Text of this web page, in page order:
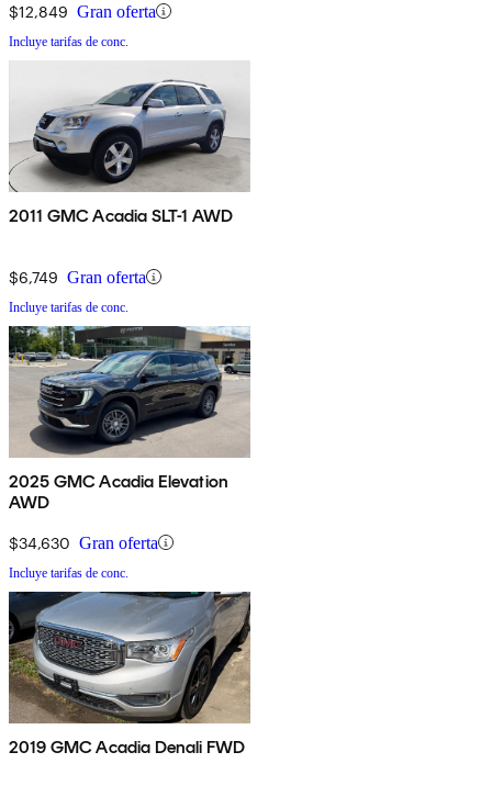
$12,849 Gran oferta
Incluye tarifas de conc.
2011 GMC Acadia SLT-1 AWD
$6,749 Gran oferta
Incluye tarifas de conc.
2025 GMC Acadia Elevation
AWD
$34,630 Gran oferta
Incluye tarifas de conc.
2019 GMC Acadia Denali FWD